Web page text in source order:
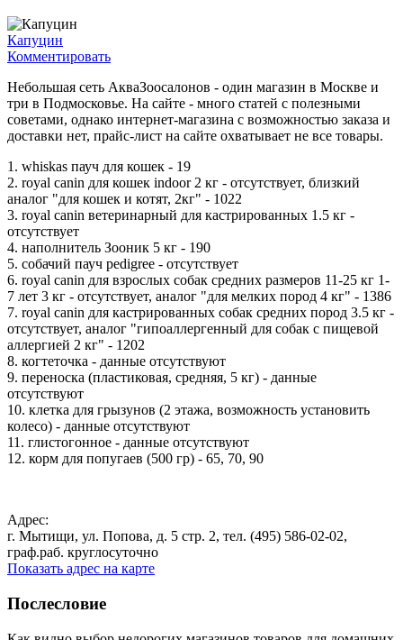
Капуцин
Комментировать
Небольшая сеть АкваЗоосалонов - один магазин в Москве и
три в Подмосковье. На сайте - много статей с полезными
советами, однако интернет-магазина с возможностью заказа и
доставки нет, прайс-лист на сайте охватывает не все товары.
1. whiskas пауч для кошек - 19
2. royal canin для кошек indoor 2 кг - отсутствует, близкий
аналог "для кошек и котят, 2кг" - 1022
3. royal canin ветеринарный для кастрированных 1.5 кг -
отсутствует
4. наполнитель Зооник 5 кг - 190
5. собачий пауч pedigree - отсутствует
6. royal canin для взрослых собак средних размеров 11-25 кг 1-
7 лет 3 кг - отсутствует, аналог "для мелких пород 4 кг" - 1386
7. royal canin для кастрированных собак средних пород 3.5 кг -
отсутствует, аналог "гипоаллергенный для собак с пищевой
аллергией 2 кг" - 1202
8. когтеточка - данные отсутствуют
9. переноска (пластиковая, средняя, 5 кг) - данные
отсутствуют
10. клетка для грызунов (2 этажа, возможность установить
колесо) - данные отсутствуют
11. глистогонное - данные отсутствуют
12. корм для попугаев (500 гр) - 65, 70, 90
Адрес:
г. Мытищи, ул. Попова, д. 5 стр. 2, тел. (495) 586-02-02,
граф.раб. круглосуточно
Показать адрес на карте
Послесловие